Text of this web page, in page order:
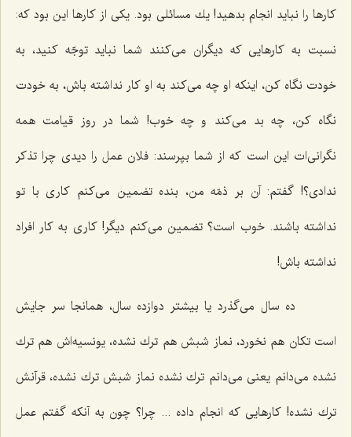
كارها را نباید انجام بدهید! یك مسائلی بود. یكی از كارها این بود كه:
نسبت به كارهایی كه دیگران می‌كنند شما نباید توجّه كنید، به
خودت نگاه كن، اینكه او چه می‌كند به او كار نداشته باش، به خودت
نگاه كن، چه بد می‌كند و چه خوب! شما در روز قیامت همه
نگرانی‌ات این است كه از شما بپرسند: فلان عمل را دیدی چرا تذكر
ندادی؟! گفتم: آن بر ذمّه من، بنده تضمین می‌كنم كاری با تو
نداشته باشند. خوب است؟ تضمین می‌كنم دیگر! كاری به كار افراد
نداشته باش!
ده سال می‌گذرد یا بیشتر دوازده سال، همانجا سر جایش
است تكان هم نخورد، نماز شبش هم ترك نشده، یونسیه‌اش هم ترك
نشده می‌دانم یعنی می‌دانم ترك نشده نماز شبش ترك نشده، قرآنش
ترك نشده! كارهایی كه انجام داده ... چرا؟ چون به آنكه گفتم عمل